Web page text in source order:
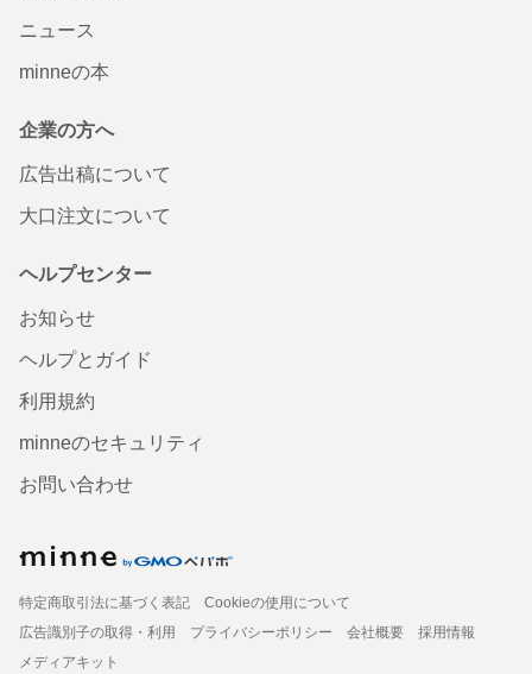
ニュース
minneの本
企業の方へ
広告出稿について
大口注文について
ヘルプセンター
お知らせ
ヘルプとガイド
利用規約
minneのセキュリティ
お問い合わせ
特定商取引法に基づく表記
Cookieの使用について
広告識別子の取得・利用
プライバシーポリシー 会社概要
採用情報
メディアキット